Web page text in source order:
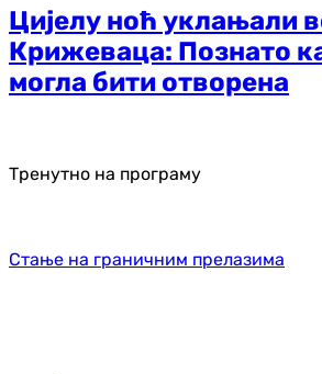
Цијелу ноћ уклањали
Крижеваца: Познато
могла бити отворена
Тренутно на програму
Стање на граничним прелазима